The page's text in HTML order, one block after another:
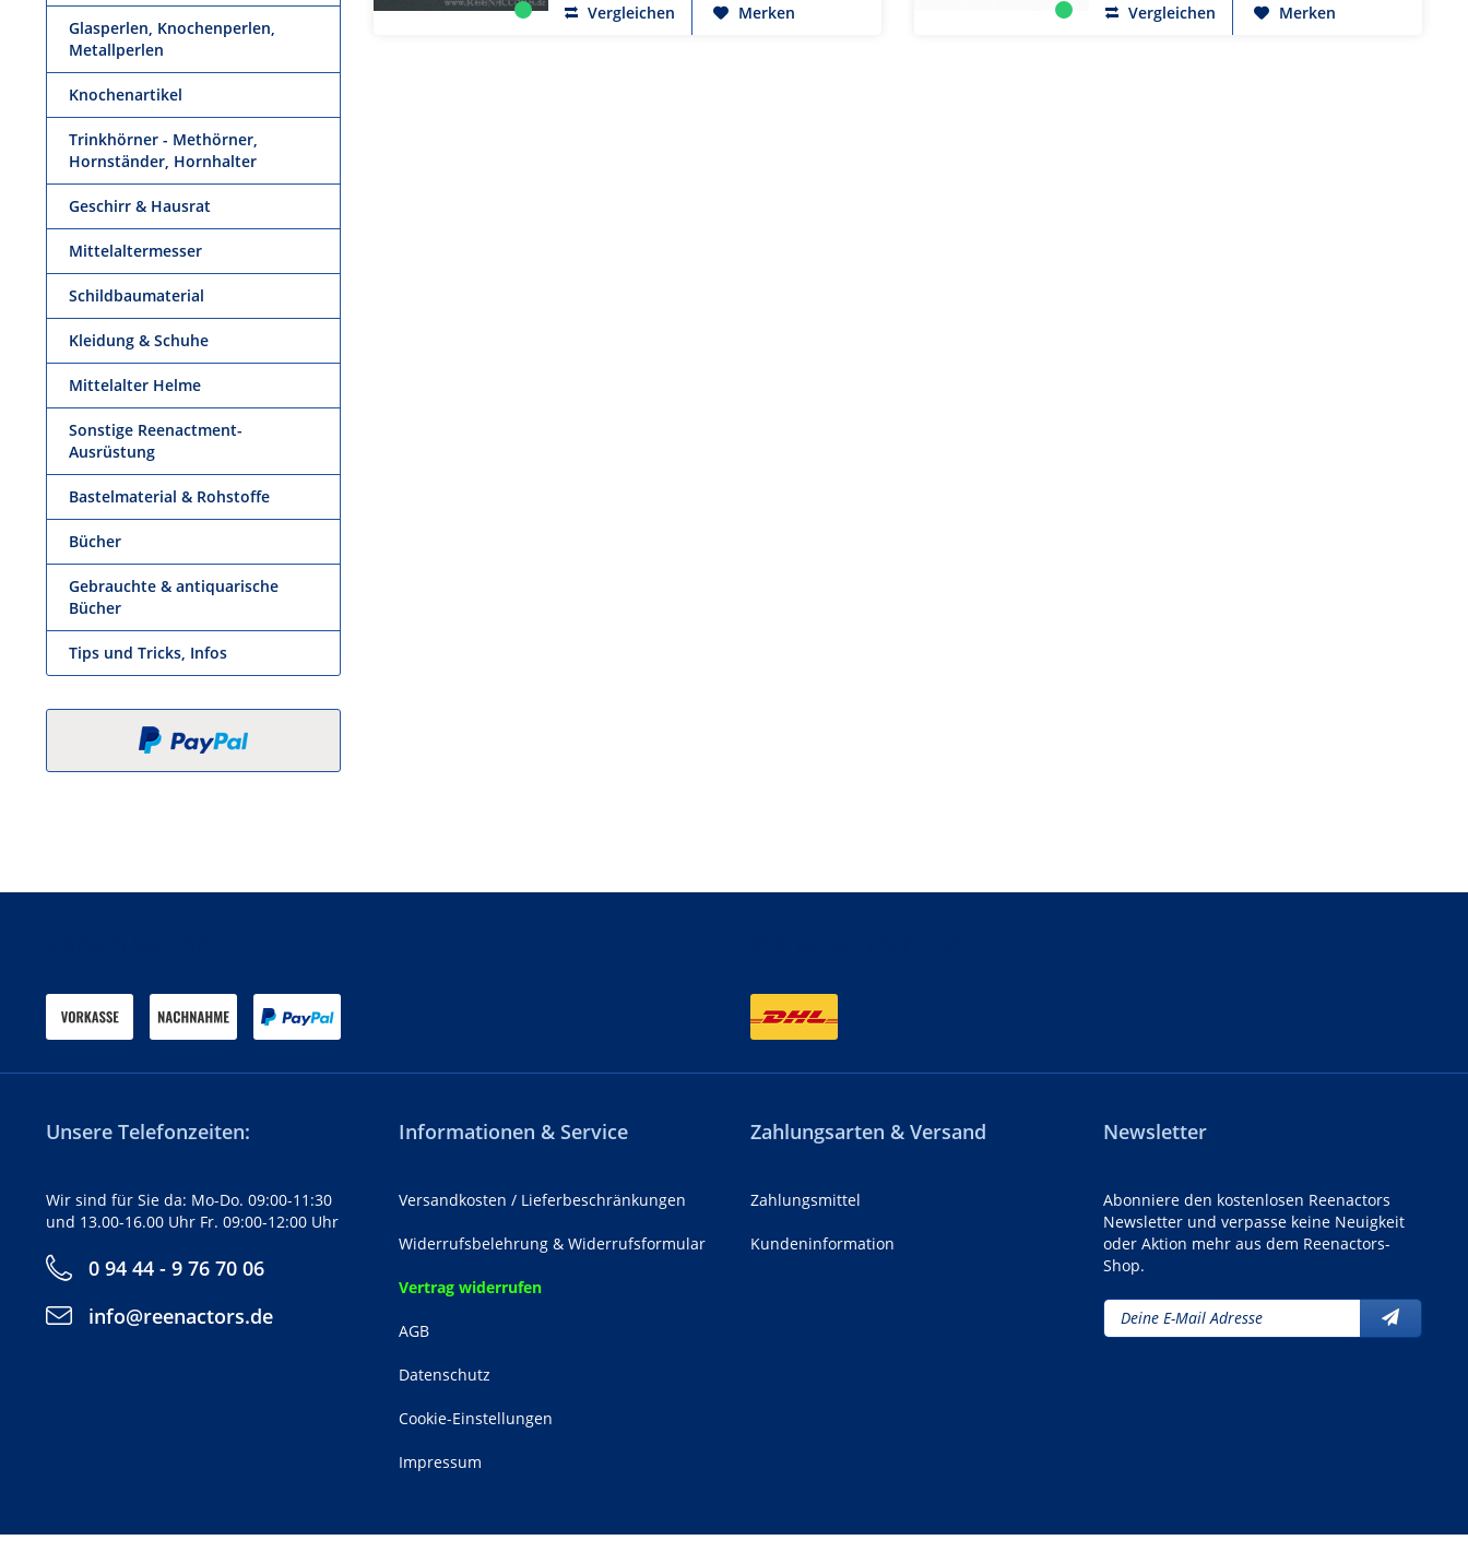
Glasperlen, Knochenperlen,
Metallperlen
Knochenartikel
Trinkhörner - Methörner,
Hornständer, Hornhalter
Geschirr & Hausrat
Mittelaltermesser
Schildbaumaterial
Kleidung & Schuhe
Mittelalter Helme
Sonstige Reenactment-
Ausrüstung
Bastelmaterial & Rohstoffe
Bücher
Gebrauchte & antiquarische
Bücher
Tips und Tricks, Infos
Vergleichen Merken Vergleichen Merken
Unsere Telefonzeiten:
Wir sind für Sie da: Mo-Do. 09:00-11:30
und 13.00-16.00 Uhr Fr. 09:00-12:00 Uhr
0 94 44 - 9 76 70 06
info@reenactors.de
Informationen & Service
Versandkosten / Lieferbeschränkungen
Widerrufsbelehrung & Widerrufsformular
Vertrag widerrufen
AGB
Datenschutz
Cookie-Einstellungen
Impressum
Zahlungsarten & Versand
Zahlungsmittel
Kundeninformation
Newsletter
Abonniere den kostenlosen Reenactors
Newsletter und verpasse keine Neuigkeit
oder Aktion mehr aus dem Reenactors-
Shop.